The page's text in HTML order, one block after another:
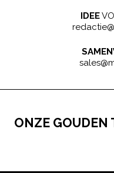
IDEE
ONZE GOUDEN